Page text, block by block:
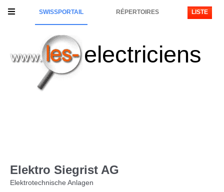
SWISSPORTAIL RÉPERTOIRES LISTE
electriciens
Elektro Siegrist AG
Elektrotechnische Anlagen